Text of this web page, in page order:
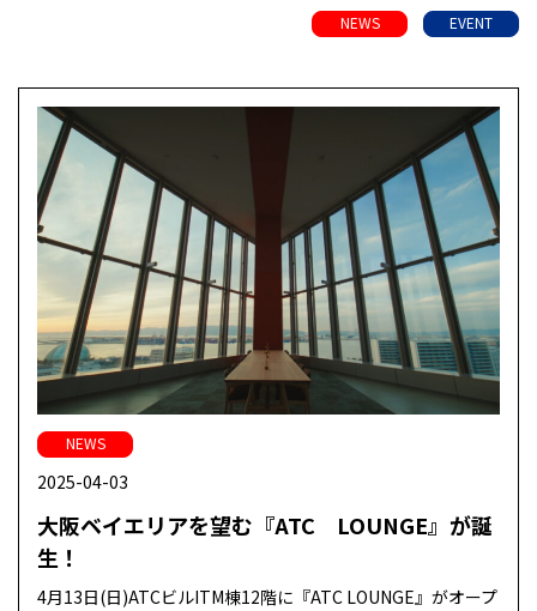
NEWS EVENT
NEWS
2025-04-03
大阪ベイエリアを望む『ATC LOUNGE』が誕
生！
4月13日(日)ATCビルITM棟12階に『ATC LOUNGE』がオープ